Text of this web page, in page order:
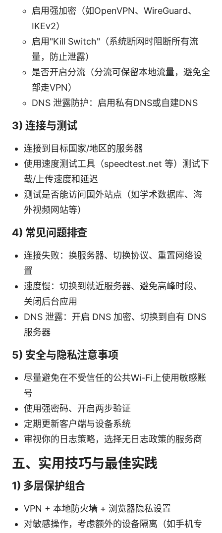
启用强加密（如OpenVPN、WireGuard、
IKEv2）
启用"Kill Switch"（系统断网时阻断所有流
量，防止泄露）
是否开启分流（分流可保留本地流量，避免全
部走VPN）
DNS 泄露防护：启用私有DNS或自建DNS
3) 连接与测试
连接到目标国家/地区的服务器
使用速度测试工具（speedtest.net 等）测试下
载/上传速度和延迟
测试是否能访问国外站点（如学术数据库、海
外视频网站等）
4) 常见问题排查
连接失败：换服务器、切换协议、重置网络设
置
速度慢：切换到就近服务器、避免高峰时段、
关闭后台应用
DNS 泄露：开启 DNS 加密、切换到自有 DNS
服务器
5) 安全与隐私注意事项
尽量避免在不受信任的公共Wi-Fi上使用敏感账
号
使用强密码、开启两步验证
定期更新客户端与设备系统
审视你的日志策略，选择无日志政策的服务商
五、实用技巧与最佳实践
1) 多层保护组合
VPN + 本地防火墙 + 浏览器隐私设置
对敏感操作，考虑额外的设备隔离（如手机专